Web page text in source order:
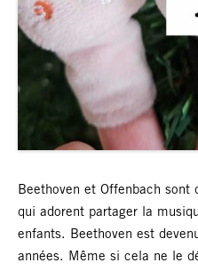
Beethoven et Offenbach sont
qui adorent partager la
enfants. Beethoven est
années. Même si cela ne le